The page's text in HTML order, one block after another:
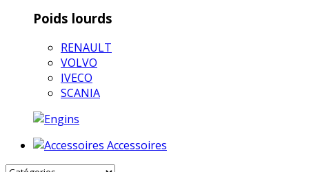
Poids lourds
RENAULT
VOLVO
IVECO
SCANIA
Accessoires